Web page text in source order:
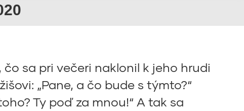
sa pri večeri naklonil k jeho hrudi
„Pane, a čo bude s týmto?“
Ty poď za mnou!“ A tak sa